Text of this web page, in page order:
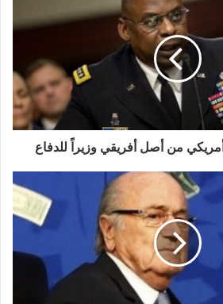
من أصل أفريقي وزيراً للدفاع